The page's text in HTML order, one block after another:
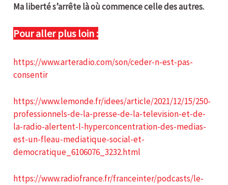
Ma liberté s’arrête là où commence celle des autres.
Pour aller plus loin :
https://www.arteradio.com/son/ceder-n-est-pas-
consentir
https://www.lemonde.fr/idees/article/2021/12/15/250-
professionnels-de-la-presse-de-la-television-et-de-
la-radio-alertent-l-hyperconcentration-des-medias-
est-un-fleau-mediatique-social-et-
democratique_6106076_3232.html
https://www.radiofrance.fr/franceinter/podcasts/le-